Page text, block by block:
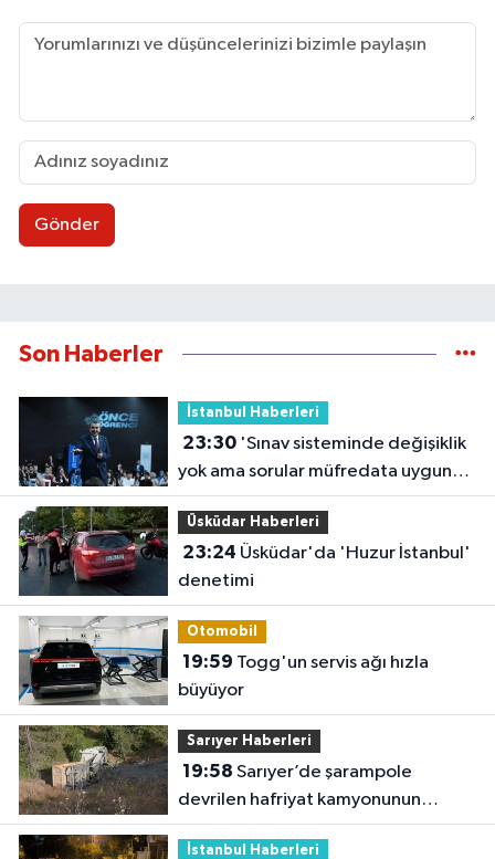
Gönder
Son Haberler
İstanbul Haberleri
23:30'Sınav sisteminde değişiklik
yok ama sorular müfredata uygun
hale gelecek'
Üsküdar Haberleri
23:24
denetimi
Otomobil
19:59
büyüyor
Sarıyer Haberleri
19:58
devrilen hafriyat kamyonunun
şoförü yaralandı
İstanbul Haberleri